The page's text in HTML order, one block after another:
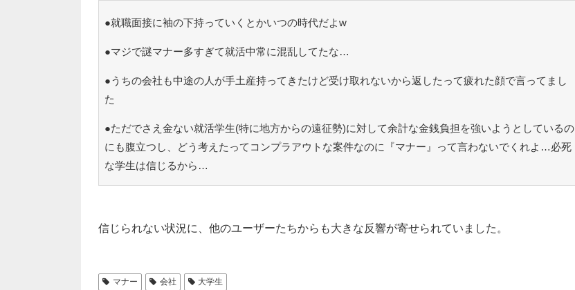
●就職面接に袖の下持っていくとかいつの時代だよw
●マジで謎マナー多すぎて就活中常に混乱してたな…
●うちの会社も中途の人が手土産持ってきたけど受け取れないから返したって疲れた顔で言ってまし
た
●ただでさえ金ない就活学生(特に地方からの遠征勢)に対して余計な金銭負担を強いようとしているの
にも腹立つし、どう考えたってコンプラアウトな案件なのに『マナー』って言わないでくれよ…必死
な学生は信じるから…
信じられない状況に、他のユーザーたちからも大きな反響が寄せられていました。
マナー 会社 大学生